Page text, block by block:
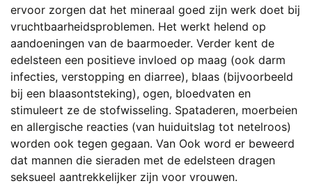
ervoor zorgen dat het mineraal goed zijn werk doet bij
vruchtbaarheidsproblemen. Het werkt helend op
aandoeningen van de baarmoeder. Verder kent de
edelsteen een positieve invloed op maag (ook darm
infecties, verstopping en diarree), blaas (bijvoorbeeld
bij een blaasontsteking), ogen, bloedvaten en
stimuleert ze de stofwisseling. Spataderen, moerbeien
en allergische reacties (van huiduitslag tot netelroos)
worden ook tegen gegaan. Van Ook word er beweerd
dat mannen die sieraden met de edelsteen dragen
seksueel aantrekkelijker zijn voor vrouwen.